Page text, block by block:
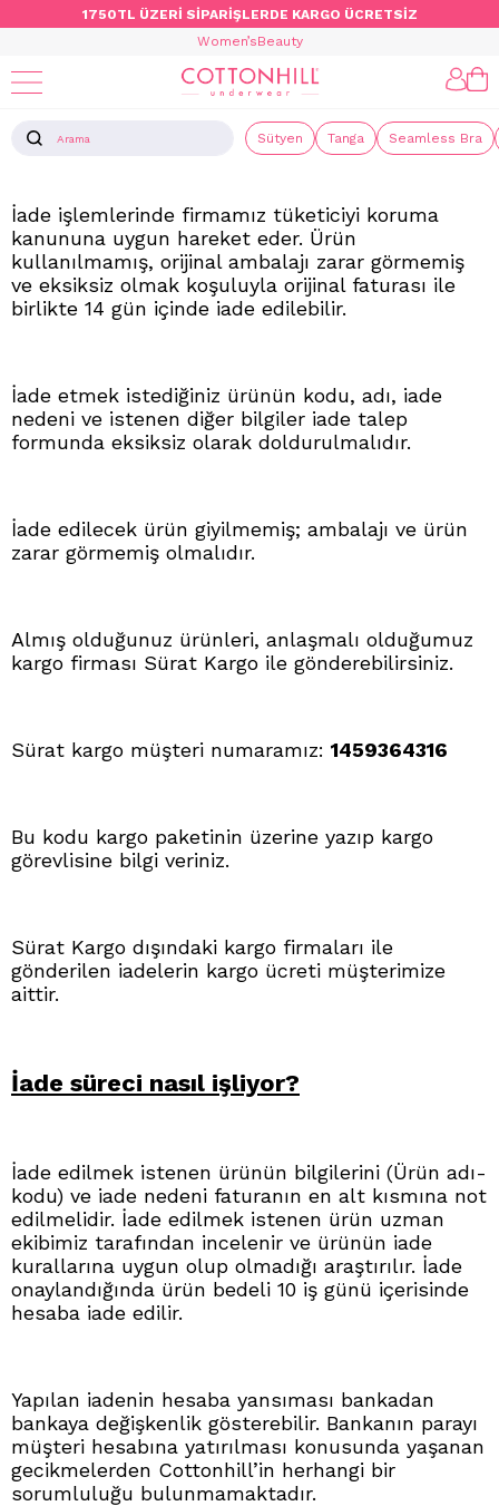
1750TL ÜZERİ SİPARİŞLERDE KARGO ÜCRETSİZ
Women’sBeauty
Sütyen Tanga Seamless Bra
İademi Nasıl Yapacağım?
İade işlemlerinde firmamız tüketiciyi koruma
kanununa uygun hareket eder. Ürün
kullanılmamış, orijinal ambalajı zarar görmemiş
ve eksiksiz olmak koşuluyla orijinal faturası ile
birlikte 14 gün içinde iade edilebilir.
İade etmek istediğiniz ürünün kodu, adı, iade
nedeni ve istenen diğer bilgiler iade talep
formunda eksiksiz olarak doldurulmalıdır.
İade edilecek ürün giyilmemiş; ambalajı ve ürün
zarar görmemiş olmalıdır.
Almış olduğunuz ürünleri, anlaşmalı olduğumuz
kargo firması Sürat Kargo ile gönderebilirsiniz.
Sürat kargo müşteri numaramız: 1459364316
Bu kodu kargo paketinin üzerine yazıp kargo
görevlisine bilgi veriniz.
Sürat Kargo dışındaki kargo firmaları ile
gönderilen iadelerin kargo ücreti müşterimize
aittir.
İade süreci nasıl işliyor?
İade edilmek istenen ürünün bilgilerini (Ürün adı-
kodu) ve iade nedeni faturanın en alt kısmına not
edilmelidir. İade edilmek istenen ürün uzman
ekibimiz tarafından incelenir ve ürünün iade
kurallarına uygun olup olmadığı araştırılır. İade
onaylandığında ürün bedeli 10 iş günü içerisinde
hesaba iade edilir.
Yapılan iadenin hesaba yansıması bankadan
bankaya değişkenlik gösterebilir. Bankanın parayı
müşteri hesabına yatırılması konusunda yaşanan
gecikmelerden Cottonhill’in herhangi bir
sorumluluğu bulunmamaktadır.